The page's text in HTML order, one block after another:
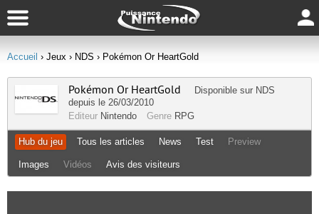
Accueil › Jeux › NDS › Pokémon Or HeartGold
Pokémon Or HeartGold Disponible sur NDS
depuis le 26/03/2010
Editeur Nintendo Genre RPG
Hub du jeu Tous les articles News Test Preview
Images Vidéos Avis des visiteurs